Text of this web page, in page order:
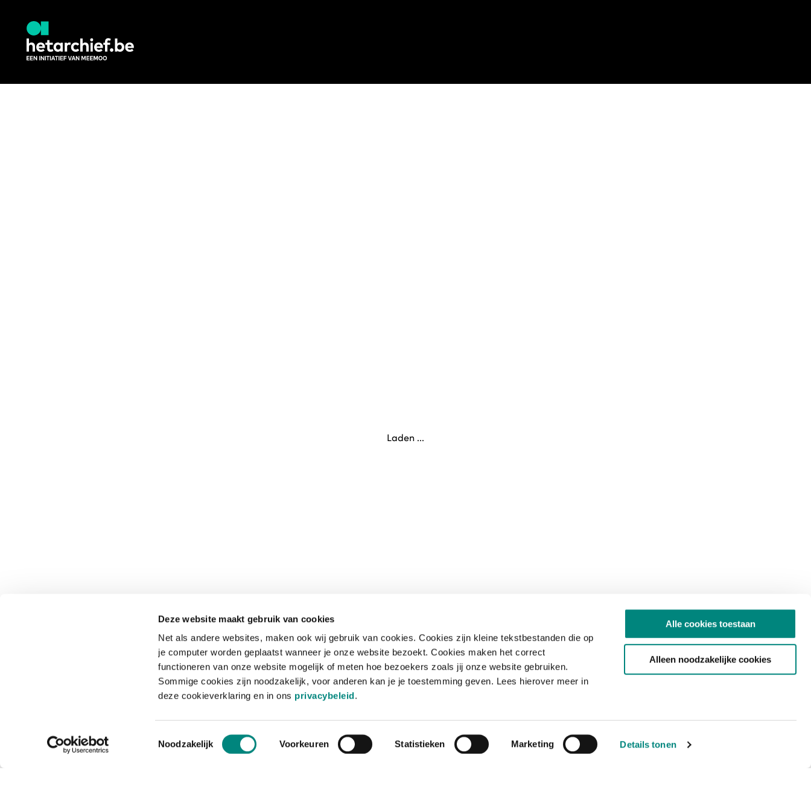
Deze website maakt gebruik van cookies
Net als andere websites, maken ook wij gebruik van cookies. Cookies zijn kleine tekstbestanden die op
je computer worden geplaatst wanneer je onze website bezoekt. Cookies maken het correct
functioneren van onze website mogelijk of meten hoe bezoekers zoals jij onze website gebruiken.
Sommige cookies zijn noodzakelijk, voor anderen kan je je toestemming geven. Lees hierover meer in
deze cookieverklaring en in ons privacybeleid.
Toestemmingsselectie
Noodzakelijk Voorkeuren Statistieken Marketing Details tonen
Alle cookies toestaan
Alleen noodzakelijke cookies
Laden ...